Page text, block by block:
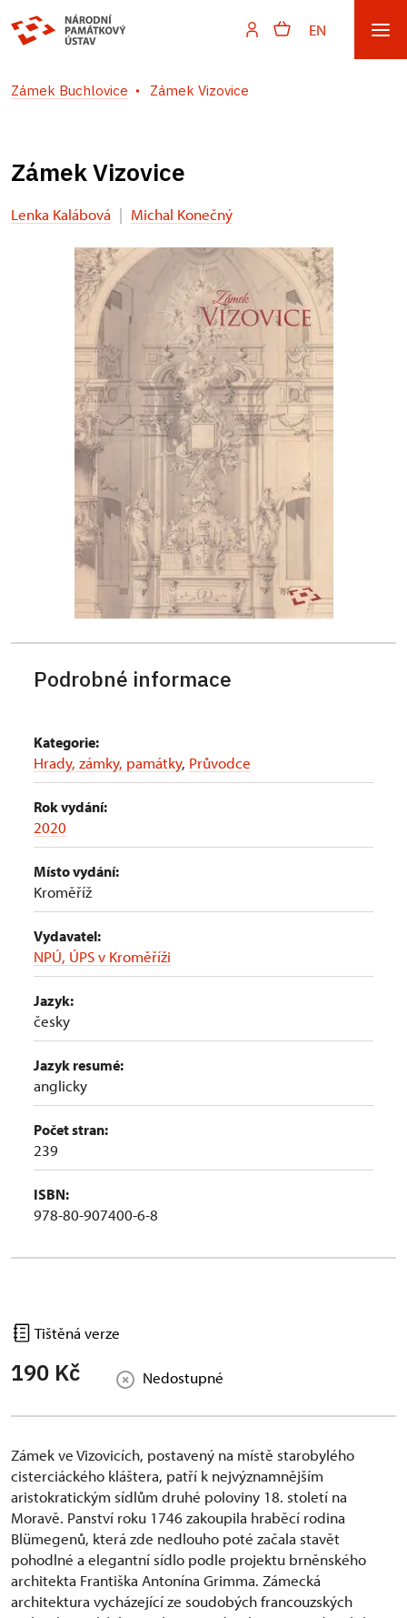
EN
Zámek Buchlovice Zámek Vizovice
Zámek Vizovice
Lenka Kalábová | Michal Konečný
Podrobné informace
Kategorie:
Hrady, zámky, památky, Průvodce
Rok vydání:
2020
Místo vydání:
Kroměříž
Vydavatel:
NPÚ, ÚPS v Kroměříži
Jazyk:
česky
Jazyk resumé:
anglicky
Počet stran:
239
ISBN:
978-80-907400-6-8
Tištěná verze
190 Kč Nedostupné
Zámek ve Vizovicích, postavený na místě starobylého
cisterciáckého kláštera, patří k nejvýznamnějším
aristokratickým sídlům druhé poloviny 18. století na
Moravě. Panství roku 1746 zakoupila hraběcí rodina
Blümegenů, která zde nedlouho poté začala stavět
pohodlné a elegantní sídlo podle projektu brněnského
architekta Františka Antonína Grimma. Zámecká
architektura vycházející ze soudobých francouzských